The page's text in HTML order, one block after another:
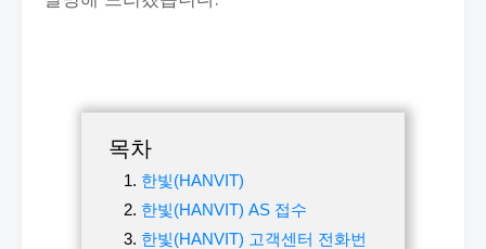
목차
한빛(HANVIT)
한빛(HANVIT) AS 접수
한빛(HANVIT) 고객센터 전화번